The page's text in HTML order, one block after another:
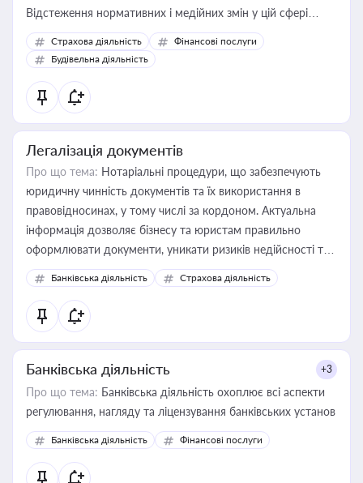
Відстеження нормативних і медійних змін у цій сфері
корисне для власника бізнесу, керівника, юриста або
бухгалтера під час оподаткування, приватизації, оренди
державного майна, корпоративних угод і перевірки
статусу суб'єктів оціночної діяльності
Страхова діяльність
Фінансові послуги
Будівельна діяльність
Легалізація документів
Про що тема: Нотаріальні процедури, що забезпечують
юридичну чинність документів та їх використання в
правовідносинах, у тому числі за кордоном. Актуальна
інформація дозволяє бізнесу та юристам правильно
оформлювати документи, уникати ризиків недійсності та
забезпечувати їх належне прийняття органами влади та
контрагентами
Банківська діяльність Страхова діяльність
Банківська діяльність +3
Про що тема: Банківська діяльність охоплює всі аспекти
регулювання, нагляду та ліцензування банківських установ
Банківська діяльність Фінансові послуги